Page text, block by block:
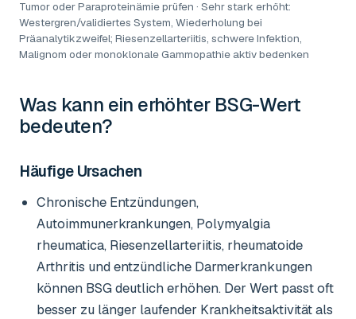
Tumor oder Paraproteinämie prüfen · Sehr stark erhöht:
Westergren/validiertes System, Wiederholung bei
Präanalytikzweifel; Riesenzellarteriitis, schwere Infektion,
Malignom oder monoklonale Gammopathie aktiv bedenken
Was kann ein erhöhter BSG-Wert
bedeuten?
Häufige Ursachen
Chronische Entzündungen,
Autoimmunerkrankungen, Polymyalgia
rheumatica, Riesenzellarteriitis, rheumatoide
Arthritis und entzündliche Darmerkrankungen
können BSG deutlich erhöhen. Der Wert passt oft
besser zu länger laufender Krankheitsaktivität als